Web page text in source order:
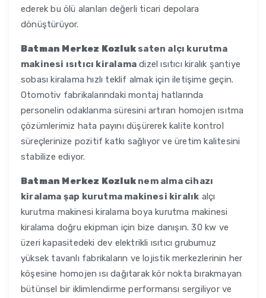
ederek bu ölü alanları değerli ticari depolara
dönüştürüyor.
Batman Merkez Kozluk saten alçı kurutma
makinesi ısıtıcı kiralama dizel ısıtıcı kiralık şantiye
sobası kiralama hızlı teklif almak için iletişime geçin.
Otomotiv fabrikalarındaki montaj hatlarında
personelin odaklanma süresini artıran homojen ısıtma
çözümlerimiz hata payını düşürerek kalite kontrol
süreçlerinize pozitif katkı sağlıyor ve üretim kalitesini
stabilize ediyor.
Batman Merkez Kozluk nem alma cihazı
kiralama şap kurutma makinesi kiralık alçı
kurutma makinesi kiralama boya kurutma makinesi
kiralama doğru ekipman için bize danışın. 30 kw ve
üzeri kapasitedeki dev elektrikli ısıtıcı grubumuz
yüksek tavanlı fabrikaların ve lojistik merkezlerinin her
köşesine homojen ısı dağıtarak kör nokta bırakmayan
bütünsel bir iklimlendirme performansı sergiliyor ve